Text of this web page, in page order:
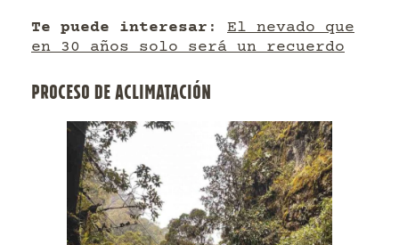
Te puede interesar : El nevado que
en 30 años solo será un recuerdo
PROCESO DE ACLIMATACIÓN